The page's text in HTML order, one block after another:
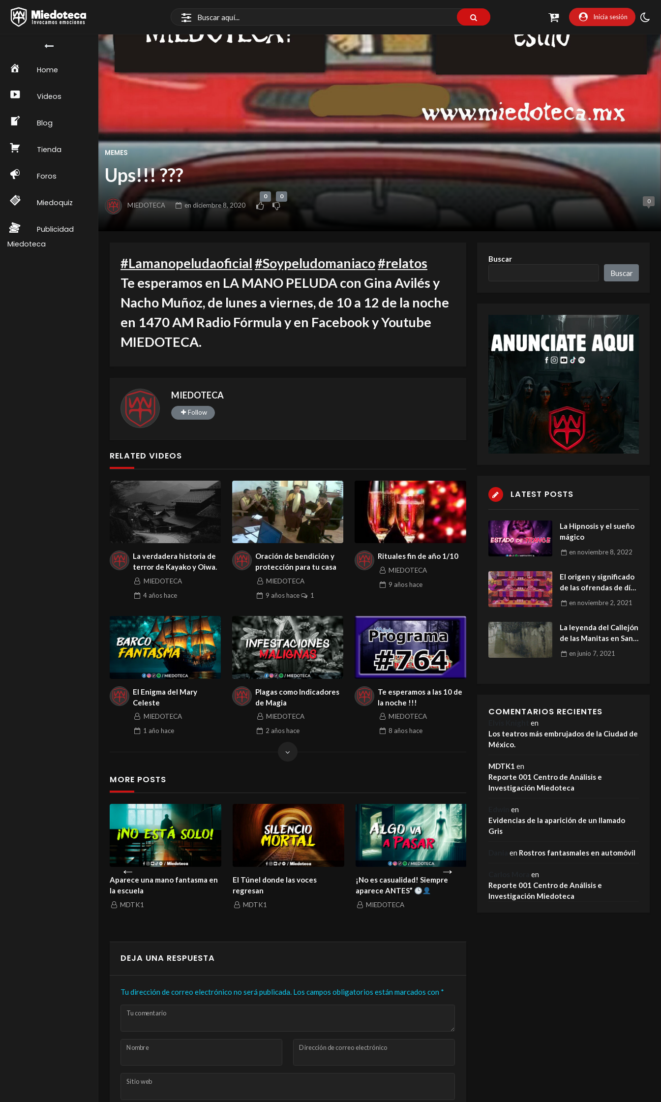
Inicia sesión
Home
Videos
Blog
Tienda
Foros
Miedoquiz
Publicidad
Miedoteca
MEMES
Ups!!! ???
MIEDOTECA en diciembre 8, 2020
0 0
0
#Lamanopeludaoficial#Soypeludomaniaco#relatos
Te esperamos en LA MANO PELUDA con Gina Avilés y
Nacho Muñoz, de lunes a viernes, de 10 a 12 de la noche
en 1470 AM Radio Fórmula y en Facebook y Youtube
MIEDOTECA.
MIEDOTECA
Follow
RELATED VIDEOS
La verdadera historia de
terror de Kayako y Oiwa.
MIEDOTECA
4 añoshace
Oración de bendición y
protección para tu casa
MIEDOTECA
9 añoshace 1
Rituales fin de año 1/10
MIEDOTECA
9 añoshace
El Enigma del Mary
Celeste
MIEDOTECA
1 año hace
Plagas como Indicadores
de Magia
MIEDOTECA
2 añoshace
Te esperamos a las 10 de
la noche !!!
MIEDOTECA
8 añoshace
MORE POSTS
Aparece una mano fantasma en
la escuela
MDTK1
El Túnel donde las voces
regresan
MDTK1
¡No es casualidad! Siempre
aparece ANTES”
MIEDOTECA
¡Este es el motivo por el que los
fantasmas NO se van!
DEJA UNA RESPUESTA
Tu dirección de correo electrónico no será publicada. Los campos obligatorios están marcados con *
Tu comentario
Nombre Dirección de correo electrónico
Sitio web
Buscar
Buscar
LATEST POSTS
La Hipnosis y el sueño
mágico
ennoviembre 8, 2022
El origen y significado
de las ofrendas de día
de muertos.
ennoviembre 2, 2021
La leyenda del Callejón
de las Manitas en San
Luis Potosí.
enjunio 7, 2021
COMENTARIOS RECIENTES
en
Los teatros más embrujados de la Ciudad de
México.
MDTK1 en
Reporte 001 Centro de Análisis e
Investigación Miedoteca
en
Evidencias de la aparición de un llamado
Gris
en Rostros fantasmales en automóvil
en
Reporte 001 Centro de Análisis e
Investigación Miedoteca